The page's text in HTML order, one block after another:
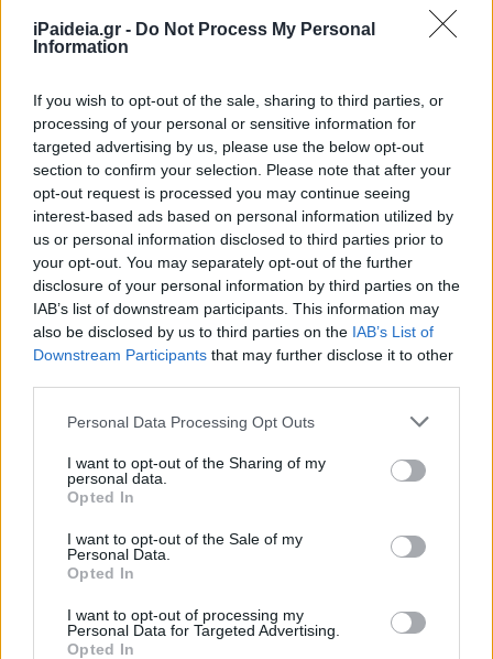
iPaideia.gr - Do Not Process My Personal
Information
If you wish to opt-out of the sale, sharing to third parties, or
processing of your personal or sensitive information for
targeted advertising by us, please use the below opt-out
section to confirm your selection. Please note that after your
opt-out request is processed you may continue seeing
interest-based ads based on personal information utilized by
us or personal information disclosed to third parties prior to
your opt-out. You may separately opt-out of the further
disclosure of your personal information by third parties on the
IAB’s list of downstream participants. This information may
also be disclosed by us to third parties on the IAB’s List of
Downstream Participants that may further disclose it to other
Please note that this website/app uses one or more Google
not limited to your visit or usage behaviour. You may click to
grant or deny consent to Google and its third-party tags to
use your data for below specified purposes in below Google
consent section.
Personal Data Processing Opt Outs
I want to opt-out of the Sharing of my
personal data.
Opted In
I want to opt-out of the Sale of my
Personal Data.
Opted In
I want to opt-out of processing my
Personal Data for Targeted Advertising.
Opted In